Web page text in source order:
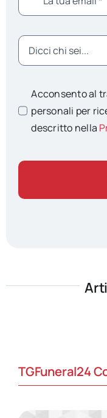
Acconsento al
personali per
descritto nella
TGFuneral24